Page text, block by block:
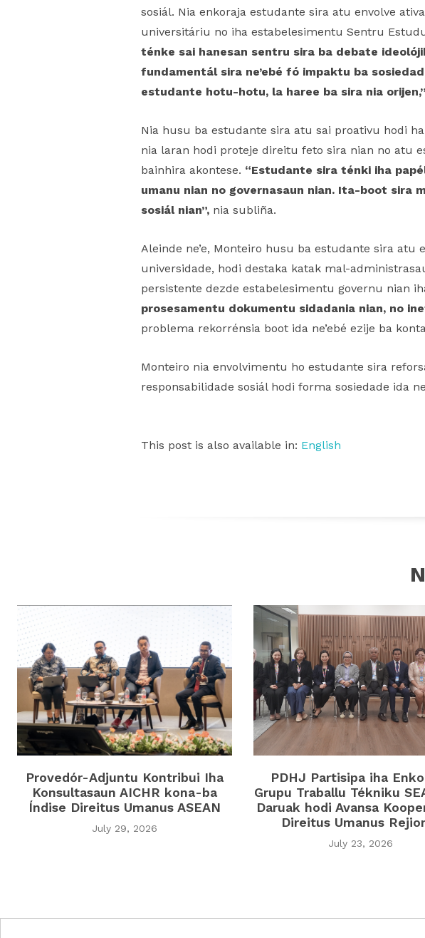
sosiál. Nia enkoraja estudante sira atu envolve
universitáriu no iha estabelesimentu Sentru
ténke sai hanesan sentru sira ba debate
fundamentál sira ne’ebé fó impaktu ba
estudante hotu-hotu, la haree ba sira nia orijen,”
Nia husu ba estudante sira atu sai proativu hodi
nia laran hodi proteje direitu feto sira nian no atu
bainhira akontese. “Estudante sira ténki iha
umanu nian no governasaun nian. Ita-boot sira
sosiál nian”, nia subliña.
Aleinde ne’e, Monteiro husu ba estudante sira atu
universidade, hodi destaka katak mal-
persistente dezde estabelesimentu governu nian
prosesamentu dokumentu sidadania nian, no
problema rekorrénsia boot ida ne’ebé ezije ba
Monteiro nia envolvimentu ho estudante sira
responsabilidade sosiál hodi forma sosiedade ida
This post is also available in: English
Provedór-Adjuntu Kontribui Iha
Konsultasaun AICHR kona-ba
Índise Direitus Umanus ASEAN
July 29, 2026
PDHJ Partisipa iha
Grupu Traballu Tékniku
Daruak hodi Avansa
Direitus Umanus
July 23, 2026